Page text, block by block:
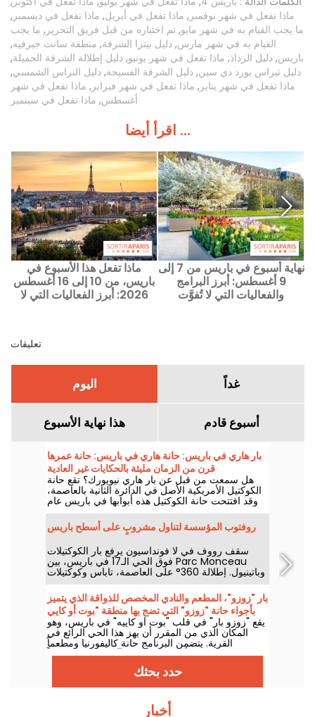
ماذا تفعل في شهر نوفمبر , ماذا تفعل في أبريل, ماذا تفعل في ديسمبر ,
ما يجب القيام به في شهر مايو, تم اختباره من قبل فريق التحرير , ما يجب
القيام به في شهر مارس, دليل بيتزا الشرفة, منطقة سانت جيرفيه,
باريس, دليل الرذاذ, ماذا تفعل في شهر يونيو, دليل إطلالة الشرفة الجميلة,
دليل تيراس بورد دي سين, دليل الشرفة الفسيحة, دليل التراس الشمسي,
ماذا تفعل في شهر يناير , ماذا تفعل في شهر فبراير , ماذا تفعل في شهر
أغسطس, ماذا تفعل في سبتمبر
اقرأ أيضا ...
ماذا تفعل هذا الأسبوع في
باريس، من 10 إلى 16 أغسطس
2026: أبرز الفعاليات التي لا
نهاية أسبوع في باريس من 7 إلى
9 أغسطس: أبرز البرامج
والفعاليات التي لا تُفوَّت
تعليقات
اليوم غداً
هذا نهاية الأسبوع أسبوع قادم
بار هاري في باريس: حانة هاري في باريس: حانة عمرها
قرن من الزمان مليئة بالحكايات غير العادية
هل سمعت من قبل عن بار هاري نيويورك؟ تقع حانة
الكوكتيل الأمريكية الأصل في الدائرة الثانية بالعاصمة،
وقد افتتحت حانة الكوكتيل هذه أبوابها في باريس عام
1911. مع 113 عامًا من التاريخ وراءه، لا يخلو بار هاري من
روفتوب المؤسسة لتناول مشروبٍ على أسطح باريس
سقف رووف في لا فونداسيون يرفع بار الكوكتيلات
فوق الحي الـ17 في باريس، بين Parc Monceau
وباتينيول. إطلالة 360° على العاصمة، تاباس وكوكتيلات
توقيعية، حان الوقت للصعود لاستنشاق الهواء
بار "زوزو"، المطعم والنادي المخصص للذواقة الذي يتميز
بأجواء حانة "زوزو" التي تضج بها منطقة "بوت أو كايي
يقع "زوزو بار" في قلب "بوت أو كاييه" في باريس، وهو
المكان الذي من المقرر أن يهز هذا الحي الرائع في
القرية. يتضمن البرنامج حانة كاليفورنيا ومطعماً
مستوحى من أمريكا الجنوبية وآسيا وملهى صغيراً
وبرنامجاً انتقائياً يتراوح بين موسيقى التكنو والجاز
حدد بحثك
أخبار